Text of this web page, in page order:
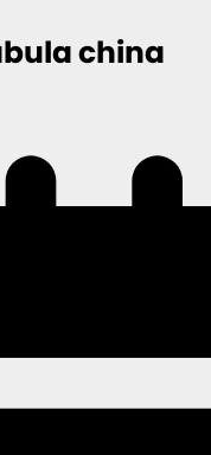
china